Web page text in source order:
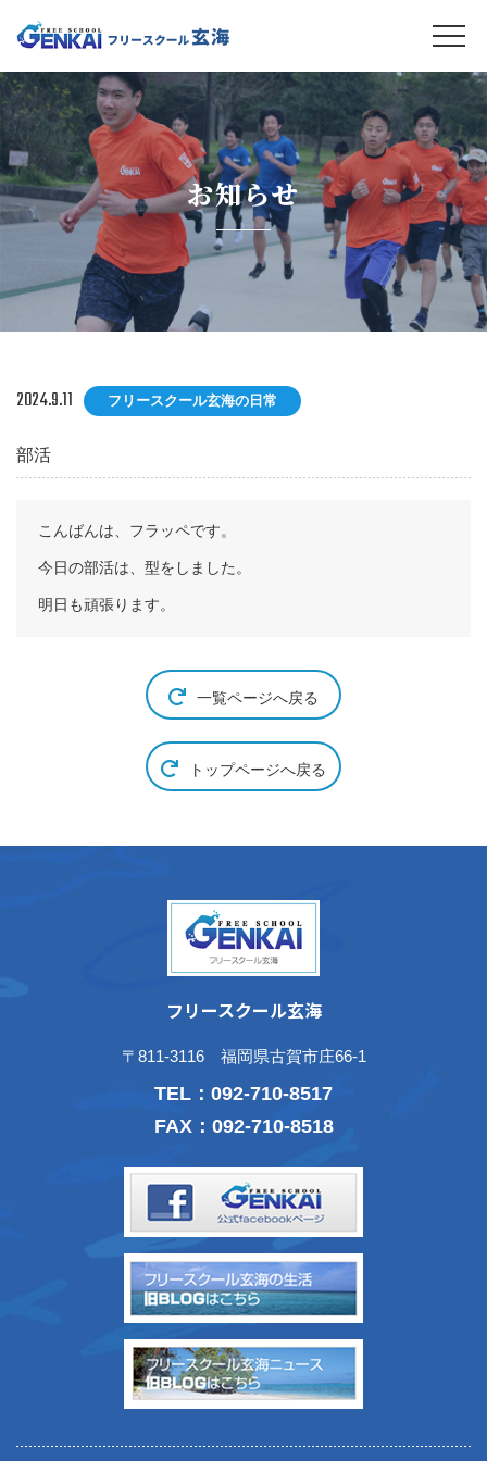
お知らせ
2024.9.11 フリースクール玄海の日常
部活
こんばんは、フラッペです。
今日の部活は、型をしました。
明日も頑張ります。
一覧ページへ戻る
トップページへ戻る
フリースクール玄海
〒811-3116 福岡県古賀市庄66-1
TEL： 092-710-8517
FAX：092-710-8518